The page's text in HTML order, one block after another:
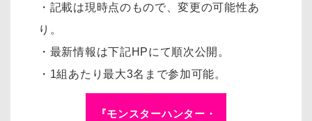
・記載は現時点のもので、変更の可能性あ
り。
・最新情報は下記HPにて順次公開。
・1組あたり最大3名まで参加可能。
『モンスターハンター・